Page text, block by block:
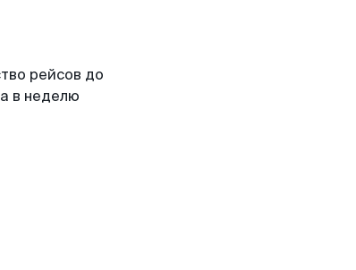
рейсов до
в неделю